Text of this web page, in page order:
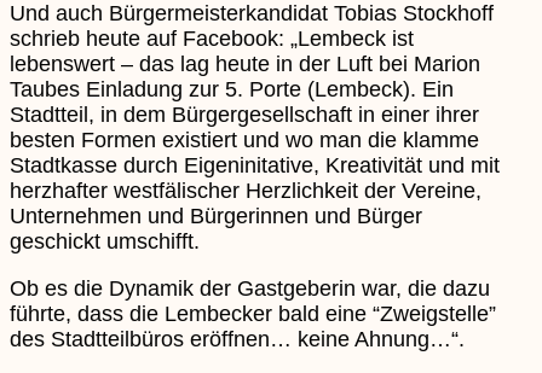
Und auch Bürgermeisterkandidat Tobias Stockhoff
schrieb heute auf Facebook: „Lembeck ist
lebenswert – das lag heute in der Luft bei Marion
Taubes Einladung zur 5. Porte (Lembeck). Ein
Stadtteil, in dem Bürgergesellschaft in einer ihrer
besten Formen existiert und wo man die klamme
Stadtkasse durch Eigeninitative, Kreativität und mit
herzhafter westfälischer Herzlichkeit der Vereine,
Unternehmen und Bürgerinnen und Bürger
geschickt umschifft.
Ob es die Dynamik der Gastgeberin war, die dazu
führte, dass die Lembecker bald eine “Zweigstelle”
des Stadtteilbüros eröffnen… keine Ahnung…“.